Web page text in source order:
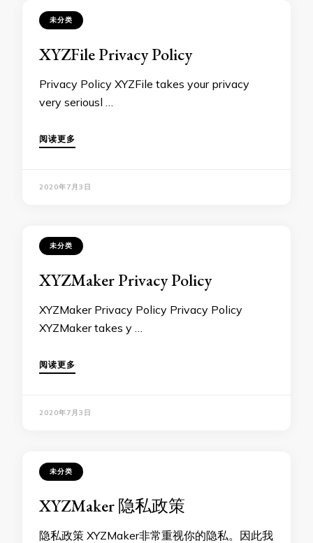
未分类
XYZFile Privacy Policy
Privacy Policy XYZFile takes your privacy
very seriousl …
阅读更多
2020年7月3日
未分类
XYZMaker Privacy Policy
XYZMaker Privacy Policy Privacy Policy
XYZMaker takes y …
阅读更多
2020年7月3日
未分类
XYZMaker 隐私政策
隐私政策 XYZMaker非常重视你的隐私。因此我